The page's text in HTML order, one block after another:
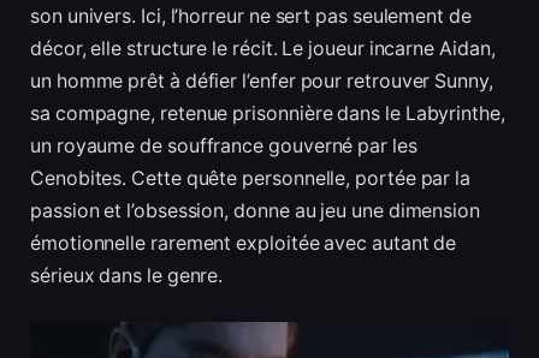
son univers. Ici, l’horreur ne sert pas seulement de
décor, elle structure le récit. Le joueur incarne Aidan,
un homme prêt à défier l’enfer pour retrouver Sunny,
sa compagne, retenue prisonnière dans le Labyrinthe,
un royaume de souffrance gouverné par les
Cenobites. Cette quête personnelle, portée par la
passion et l’obsession, donne au jeu une dimension
émotionnelle rarement exploitée avec autant de
sérieux dans le genre.